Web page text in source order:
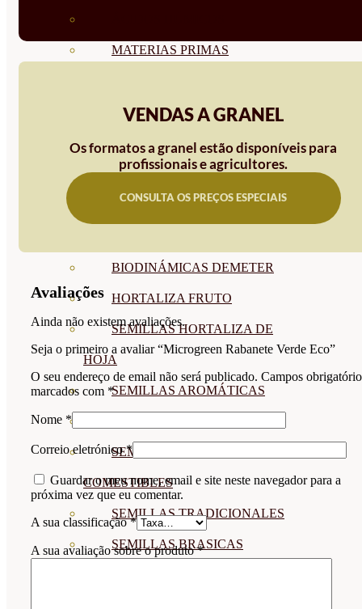
MATERIAS PRIMAS
PLANTAS
PLANTAS INTERIOR
GROWPUNCH
SEMILLAS
BIODINÁMICAS DEMETER
HORTALIZA FRUTO
SEMILLAS HORTALIZA DE
HOJA
SEMILLAS AROMÁTICAS
SEMILLAS FLORES
COMESTIBLES
SEMILLAS TRADICIONALES
SEMILLAS BRASICAS
VENDAS A GRANEL
Os formatos a granel estão disponíveis para
profissionais e agricultores.
CONSULTA OS PREÇOS ESPECIAIS
Avaliações
Ainda não existem avaliações.
Seja o primeiro a avaliar “Microgreen Rabanete Verde Eco”
O seu endereço de email não será publicado. Campos
marcados com *
Nome *
Correio eletrónico*
Guardar o meu nome, email e site neste navegador para a
próxima vez que eu comentar.
A sua classificação*
A sua avaliação sobre o produto*